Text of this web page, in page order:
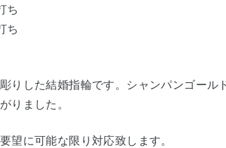
ち
ち
りした結婚指輪です。シャンパンゴー
りました。
望に可能な限り対応致します。